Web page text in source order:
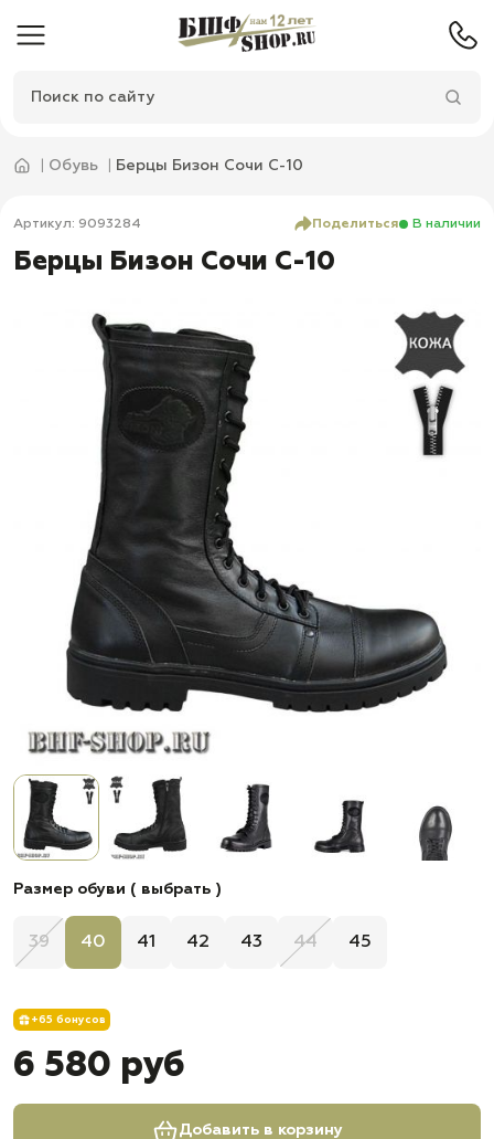
Обувь Берцы Бизон Сочи С-10
Артикул: 9093284 Поделиться В наличии
Берцы Бизон Сочи С-10
Размер обуви ( выбрать )
39 40 41 42 43 44 45
+65 бонусов
6 580 руб
Добавить в корзину